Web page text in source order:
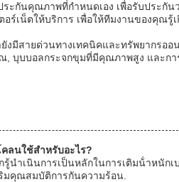
ะกันคุณภาพที่กําหนดเอง เพื่อรับประกั
ร์เน็ตให้บริการ เพื่อให้ทีมงานของคุณ
งมีสายด่วนทางเทคนิคและทรัพยากรอ
, บุบบอลกระจกขุมที่มีคุณภาพสูง และ
คลนใช้สําหรับอะไร?
รู้นําเนินการเป็นหลักในการเติมน้ําหนั
มคุณสมบัติการกันความร้อน.